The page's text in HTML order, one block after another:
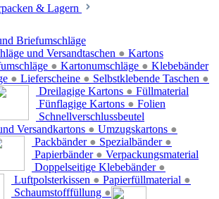
& Lagern
Briefumschläge
und Versandtaschen ●
● Kartonumschläge ●
● Lieferscheine ● Selbstklebende Taschen ●
Kartons
Dreilagige Kartons ●
Fünflagige Kartons ●
Versandkartons ● Umzugskartons ●
Klebebänder
Packbänder ● Spezialbänder ●
Papierbänder ●
Doppelseitige Klebebänder ●
Füllmaterial
Luftpolsterkissen ● Papierfüllmaterial ●
Schaumstofffüllung ●
Folien
Schnellverschlussbeutel
Verpackungsmaterial